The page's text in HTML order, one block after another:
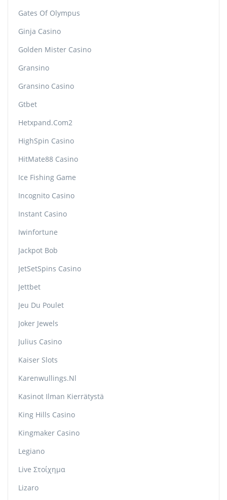
Gates Of Olympus
Ginja Casino
Golden Mister Casino
Gransino
Gransino Casino
Gtbet
Hetxpand.com2
HighSpin Casino
HitMate88 Casino
Ice Fishing Game
Incognito Casino
Instant Casino
Iwinfortune
Jackpot Bob
JetSetSpins Casino
Jettbet
Jeu Du Poulet
Joker Jewels
Julius Casino
Kaiser Slots
Karenwullings.nl
Kasinot Ilman Kierrätystä
King Hills Casino
Kingmaker Casino
Legiano
Live Στοίχημα
Lizaro